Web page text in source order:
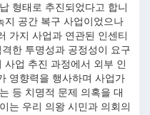
형태로 추진되었다고 합니
지 공간 복구 사업이었으나
가지 사업과 연관된 인센티
한 투명성과 공정성이 요구
사업 추진 과정에서 외부 인
영향력을 행사하며 사업가
등 치명적 문제 의혹을 대
는 우리 의왕 시민과 의회의